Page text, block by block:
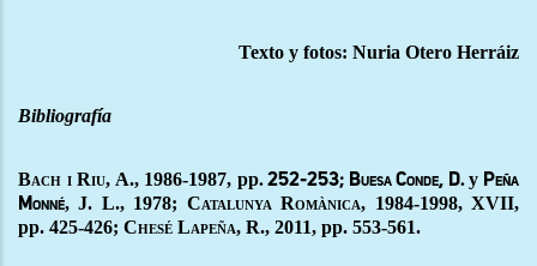
Texto y fotos: Nuria Otero Herráiz
Bibliografía
Bach i Riu, A., 1986-1987, pp. 252-253; Buesa Conde, D.y Peña
Monné, J. L., 1978; Catalunya Romànica, 1984-1998, XVII,
pp. 425-426; Chesé Lapeña, R., 2011, pp. 553-561.